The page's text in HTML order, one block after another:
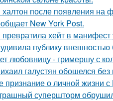
после появления
New York Post.
превратила хейт в
публику внешностью
любовницу - гримершу с
галустян обошелся без
признание о личной жизни
супершторм